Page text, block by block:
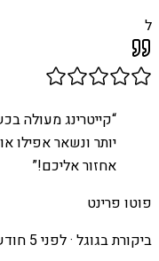
ל
“קייטרינג מעולה
יותר ונשאר אפילו
אחזור אליכם!”
פוטו פרינט
ביקורת בגוגל ·לפני 5 חודשים